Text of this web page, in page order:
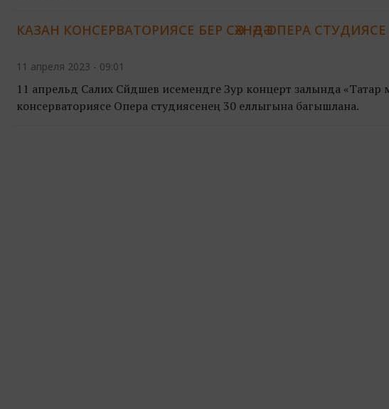
КАЗАН КОНСЕРВАТОРИЯСЕ БЕР СӘХНӘДӘ ОПЕРА
11 апреля 2023 - 09:01
11 апрельдә Салих Сәйдәшев исемендәге Зур концерт залында
консерваториясе Опера студиясенең 30 еллыгына багышлана.